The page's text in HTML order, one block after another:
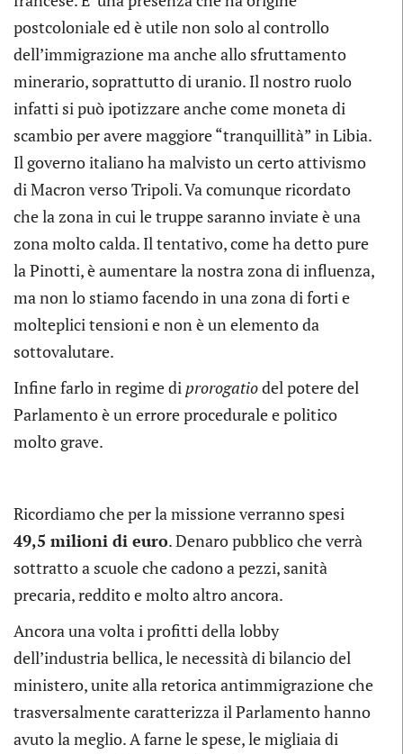
postcoloniale ed è utile non solo al controllo
dell’immigrazione ma anche allo sfruttamento
minerario, soprattutto di uranio. Il nostro ruolo
infatti si può ipotizzare anche come moneta di
scambio per avere maggiore “tranquillità” in Libia.
Il governo italiano ha malvisto un certo attivismo
di Macron verso Tripoli. Va comunque ricordato
che la zona in cui le truppe saranno inviate è una
zona molto calda. Il tentativo, come ha detto pure
la Pinotti, è aumentare la nostra zona di influenza,
ma non lo stiamo facendo in una zona di forti e
molteplici tensioni e non è un elemento da
sottovalutare.
Infine farlo in regime di prorogatiodel potere del
Parlamento è un errore procedurale e politico
molto grave.
Ricordiamo che per la missione verranno spesi
49,5 milioni di euro. Denaro pubblico che verrà
sottratto a scuole che cadono a pezzi, sanità
precaria, reddito e molto altro ancora.
Ancora una volta i profitti della lobby
dell’industria bellica, le necessità di bilancio del
ministero, unite alla retorica antimmigrazione che
trasversalmente caratterizza il Parlamento hanno
avuto la meglio. A farne le spese, le migliaia di